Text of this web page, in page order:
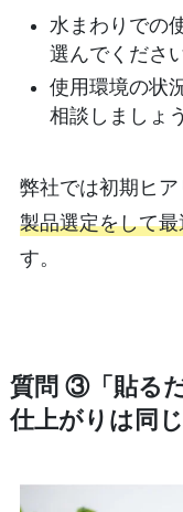
水まわりでの
選んでください
使用環境の状
相談しましょう
弊社では初期ヒア
製品選定をして
す。
質問 ③「貼る
仕上がりは同じ